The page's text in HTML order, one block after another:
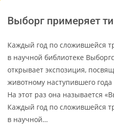
Выборг примеряет
Каждый год по сложившейся
в научной библиотеке
открывает экспозиция,
животному наступившего
На этот раз она называется
Каждый год по сложившейся
в научной…